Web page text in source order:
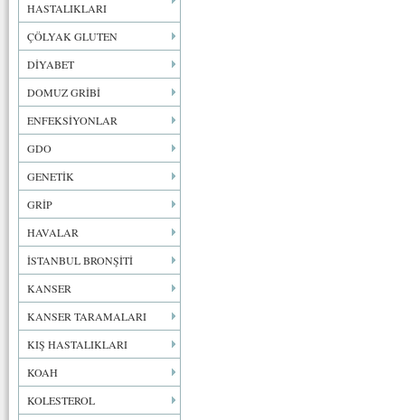
HASTALIKLARI
ÇÖLYAK GLUTEN
DİYABET
DOMUZ GRİBİ
ENFEKSİYONLAR
GDO
GENETİK
GRİP
HAVALAR
İSTANBUL BRONŞİTİ
KANSER
KANSER TARAMALARI
KIŞ HASTALIKLARI
KOAH
KOLESTEROL